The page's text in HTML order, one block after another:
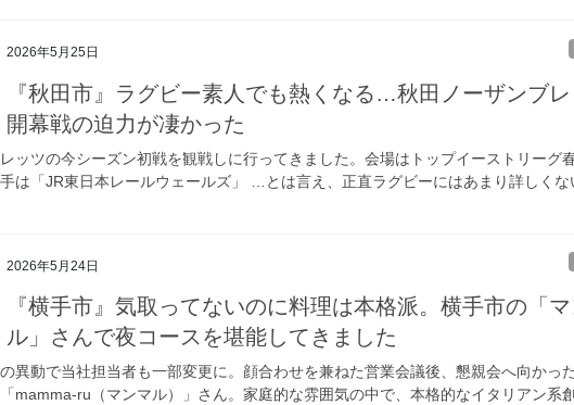
2026年5月25日
『秋田市』ラグビー素人でも熱くなる…秋田ノーザンブレ
開幕戦の迫力が凄かった
ッツの今シーズン初戦を観戦しに行ってきました。会場はトップイーストリーグ
は「JR東日本レールウェールズ」 …とは言え、正直ラグビーにはあまり詳しくな
2026年5月24日
『横手市』気取ってないのに料理は本格派。横手市の「
ル」さんで夜コースを堪能してきました
異動で当社担当者も一部変更に。顔合わせを兼ねた営業会議後、懇親会へ向かった
mamma-ru（マンマル）」さん。家庭的な雰囲気の中で、本格的なイタリアン系